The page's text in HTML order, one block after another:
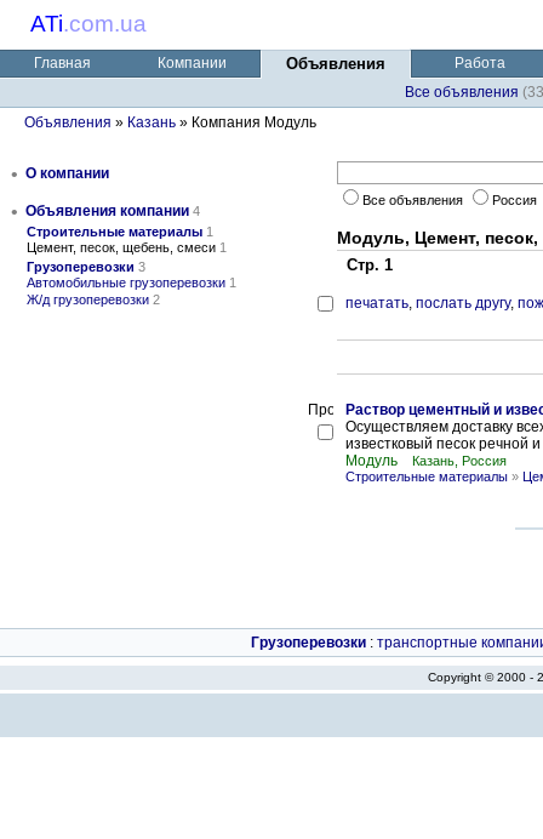
ATi.com.ua
Главная Компании Объявления
Работа
Все объявления
Объявления » Казань » Компания Модуль
• О компании
• Объявления компании 4
Строительные материалы 1
Цемент, песок, щебень, смеси 1
Грузоперевозки 3
Автомобильные грузоперевозки 1
Ж/д грузоперевозки 2
Все объявления Россия
Модуль, Цемент,
Стр. 1
печатать, послать другу,
Раствор цементный и
Осуществляем доставку
известковый песок речной
Модуль
Казань, Россия
Строительные материалы »
Грузоперевозки : транспортные
Copyright © 2000 -